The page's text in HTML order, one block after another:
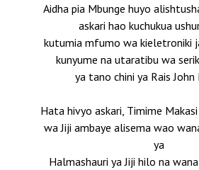
Aidha pia Mbunge huyo
askari hao kuchukua
kutumia mfumo wa kieletroniki
kunyume na utaratibu wa
ya tano chini ya Rais
Hata hivyo askari, Timime
wa Jiji ambaye alisema wao
ya
Halmashauri ya Jiji hilo na